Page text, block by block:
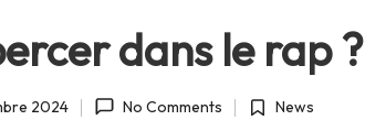
dans le rap ?
2024 No Comments
Posted
News